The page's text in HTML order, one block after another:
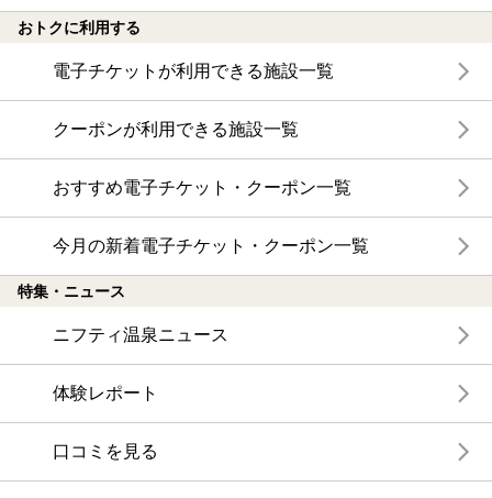
おトクに利用する
電子チケットが利用できる施設一覧
クーポンが利用できる施設一覧
おすすめ電子チケット・クーポン一覧
今月の新着電子チケット・クーポン一覧
特集・ニュース
ニフティ温泉ニュース
体験レポート
口コミを見る